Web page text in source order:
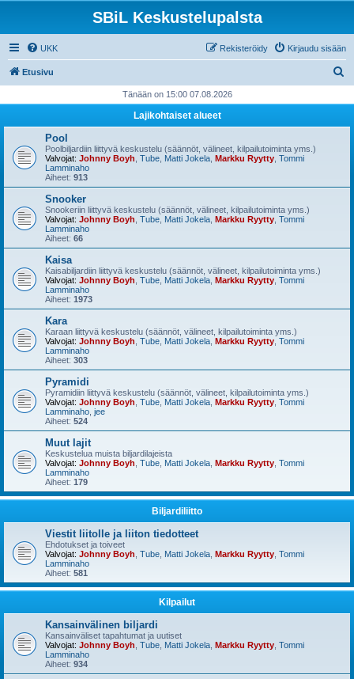
SBiL Keskustelupalsta
UKK Kirjaudu sisään
Rekisteröidy
Etusivu
i
Tänään on 15:00 07.08.2026
Lajikohtaiset alueet
Pool
Poolbiljardiin liittyvä keskustelu (säännöt, välineet, kilpailutoiminta yms.)
Valvojat: Johnny Boyh Tube Matti Jokela Markku Ryytty Tommi
Lamminaho
Aiheet: 913
Snooker
Snookeriin liittyvä keskustelu (säännöt, välineet, kilpailutoiminta yms.)
Valvojat: Johnny Boyh Tube Matti Jokela Markku Ryytty Tommi
Lamminaho
Aiheet: 66
Kaisa
Kaisabiljardiin liittyvä keskustelu (säännöt, välineet, kilpailutoiminta yms.)
Valvojat: Johnny Boyh Tube Matti Jokela Markku Ryytty Tommi
Lamminaho
Aiheet: 1973
Kara
Karaan liittyvä keskustelu (säännöt, välineet, kilpailutoiminta yms.)
Valvojat: Johnny Boyh Tube Matti Jokela Markku Ryytty Tommi
Lamminaho
Aiheet: 303
Pyramidi
Pyramidiin liittyvä keskustelu (säännöt, välineet, kilpailutoiminta yms.)
Valvojat: Johnny Boyh Tube Matti Jokela Markku Ryytty Tommi
Lamminaho jee
Aiheet: 524
Muut lajit
Keskustelua muista biljardilajeista
Valvojat: Johnny Boyh Tube Matti Jokela Markku Ryytty Tommi
Lamminaho
Aiheet: 179
Biljardiliitto
Viestit liitolle ja liiton tiedotteet
Ehdotukset ja toiveet
Valvojat: Johnny Boyh Tube Matti Jokela Markku Ryytty Tommi
Lamminaho
Aiheet: 581
Kilpailut
Kansainvälinen biljardi
Kansainväliset tapahtumat ja uutiset
Valvojat: Johnny Boyh Tube Matti Jokela Markku Ryytty Tommi
Lamminaho
Aiheet: 934